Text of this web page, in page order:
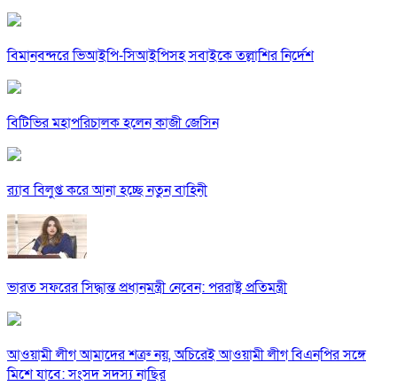
বিমানবন্দরে ভিআইপি-সিআইপিসহ সবাইকে তল্লাশির নির্দেশ
বিটিভির মহাপরিচালক হলেন কাজী জেসিন
র‍্যাব বিলুপ্ত করে আনা হচ্ছে নতুন বাহিনী
ভারত সফরের সিদ্ধান্ত প্রধানমন্ত্রী নেবেন: পররাষ্ট্র প্রতিমন্ত্রী
আওয়ামী লীগ আমাদের শত্রু নয়, অচিরেই আওয়ামী লীগ বিএনপির সঙ্গে
মিশে যাবে: সংসদ সদস্য নাছির